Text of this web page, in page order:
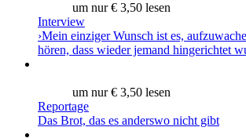
um nur € 3,50 lesen
Interview
›Mein einziger Wunsch ist es,
hören, dass wieder jemand hingerichtet
um nur € 3,50 lesen
Reportage
Das Brot, das es anderswo nicht gibt